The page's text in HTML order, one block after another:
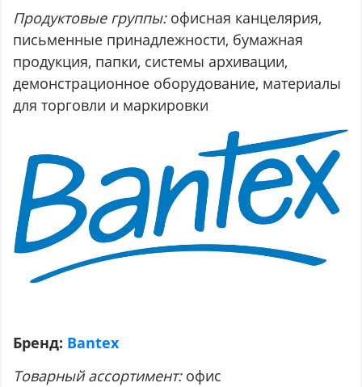
Продуктовые группы:офисная канцелярия,
письменные принадлежности, бумажная
продукция, папки, системы архивации,
демонстрационное оборудование, материалы
для торговли и маркировки
Бренд: Bantex
Товарный ассортимент:офис